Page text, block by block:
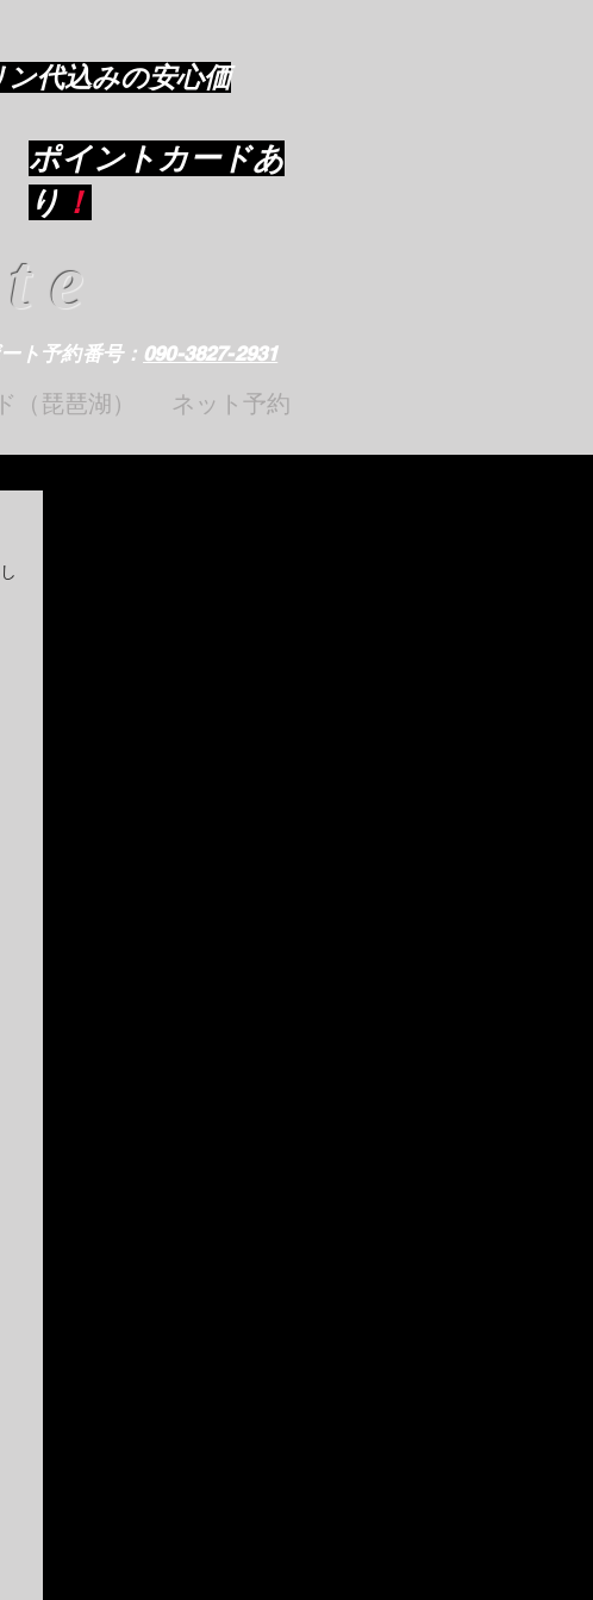
ン代込みの安心価
ポイントカードあ
り ！
ト予約番号： 090-3827-2931
（琵琶湖） ネット予約